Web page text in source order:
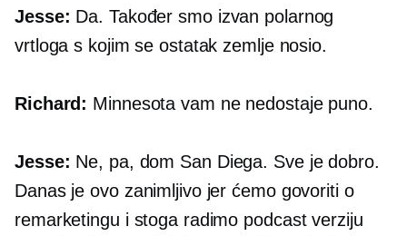
Jesse: Da. Također smo izvan polarnog
vrtloga s kojim se ostatak zemlje nosio.
Richard: Minnesota vam ne nedostaje puno.
Jesse: Ne, pa, dom San Diega. Sve je dobro.
Danas je ovo zanimljivo jer ćemo govoriti o
remarketingu i stoga radimo podcast verziju